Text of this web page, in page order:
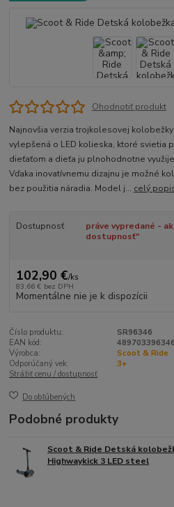
Ohodnotiť produkt
Najnovšia verzia trojkolesovej kolobežky
vylepšená o LED kolieska, ktoré svietia
dieťaťom a dieťa ju plnohodnotne
Vďaka inovatívnemu dizajnu je možné
bez použitia náradia. Model j... celý
Dostupnosť
práve vypredané -
dostupnosť"
102,90 €/ks
83,66 € bez DPH
Momentálne nie je k dispozícii
Číslo produktu:
SR96346
EAN kód:
Výrobca:
Scoot & Ride
Odporúčaný vek:
3+
Strážiť cenu / dostupnosť
Do obľúbených
Podobné produkty
Scoot & Ride Detská
Highwaykick 3 LED steel